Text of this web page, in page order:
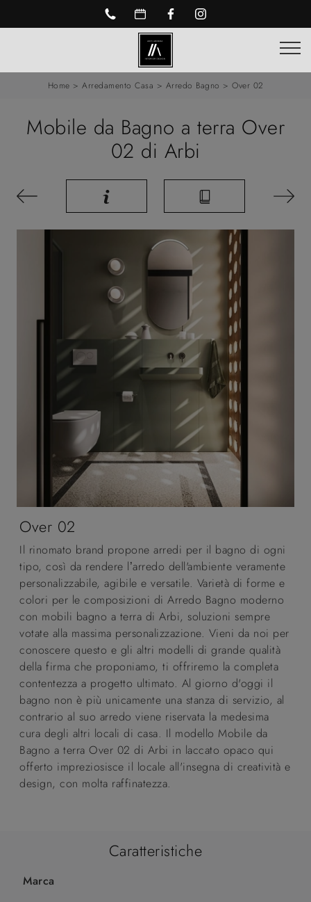
Home > Arredamento Casa > Arredo Bagno > Over 02
Mobile da Bagno a terra Over
02 di Arbi
Over 02
Il rinomato brand propone arredi per il bagno di ogni
tipo, così da rendere l’arredo dell'ambiente veramente
personalizzabile, agibile e versatile. Varietà di forme e
colori per le composizioni di Arredo Bagno moderno
con mobili bagno a terra di Arbi, soluzioni sempre
votate alla massima personalizzazione. Vieni da noi per
conoscere questo e gli altri modelli di grande qualità
della firma che proponiamo, ti offriremo la completa
contentezza a progetto ultimato. Al giorno d'oggi il
bagno non è più unicamente una stanza di servizio, al
contrario al suo arredo viene riservata la medesima
cura degli altri locali di casa. Il modello Mobile da
Bagno a terra Over 02 di Arbi in laccato opaco qui
offerto impreziosisce il locale all'insegna di creatività e
design, con molta raffinatezza.
Caratteristiche
Marca